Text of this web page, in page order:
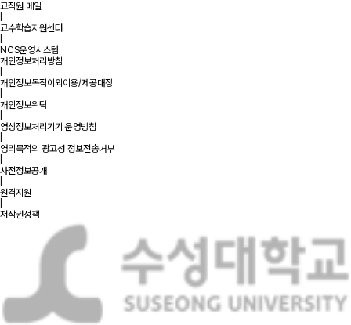
교직원 메일
교수학습지원센터
NCS운영시스템
개인정보처리방침
개인정보목적이외이용/제공대장
개인정보위탁
영상정보처리기기 운영방침
영리목적의 광고성 정보전송거부
사전정보공개
원격지원
저작권정책